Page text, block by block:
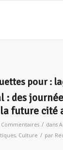
pour :
: des
future cité
Commentaires / dans
, Culture / par